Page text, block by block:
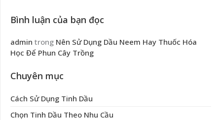
Bình luận của bạn đọc
admin trong Nên Sử Dụng Dầu Neem Hay Thuốc Hóa
Học Để Phun Cây Trồng
Chuyên mục
Cách Sử Dụng Tinh Dầu
Chọn Tinh Dầu Theo Nhu Cầu